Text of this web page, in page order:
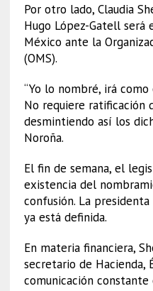
Por otro lado, Claudia
Hugo López-Gatell
México ante la
(OMS).
“Yo lo nombré, irá
No requiere ratificación
desmintiendo así los
Noroña.
El fin de semana, el
existencia del
confusión. La
ya está definida.
En materia financiera,
secretario de Hacienda,
comunicación